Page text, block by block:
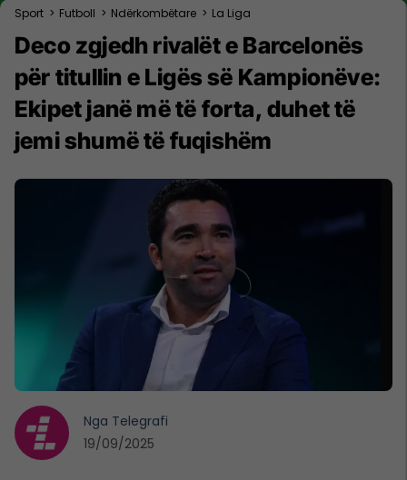
Sport > Futboll > Ndërkombëtare > La Liga
Deco zgjedh rivalët e Barcelonës
për titullin e Ligës së Kampionëve:
Ekipet janë më të forta, duhet të
jemi shumë të fuqishëm
Nga Telegrafi
19/09/2025